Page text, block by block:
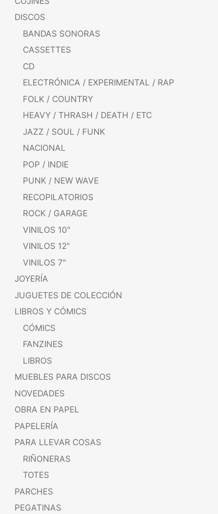
DISCOS
BANDAS SONORAS
CASSETTES
CD
ELECTRÓNICA / EXPERIMENTAL / RAP
FOLK / COUNTRY
HEAVY / THRASH / DEATH / ETC
JAZZ / SOUL / FUNK
NACIONAL
POP / INDIE
PUNK / NEW WAVE
RECOPILATORIOS
ROCK / GARAGE
VINILOS 10"
VINILOS 12"
VINILOS 7"
JOYERÍA
JUGUETES DE COLECCIÓN
LIBROS Y CÓMICS
CÓMICS
FANZINES
LIBROS
MUEBLES PARA DISCOS
NOVEDADES
OBRA EN PAPEL
PAPELERÍA
PARA LLEVAR COSAS
RIÑONERAS
TOTES
PARCHES
PEGATINAS